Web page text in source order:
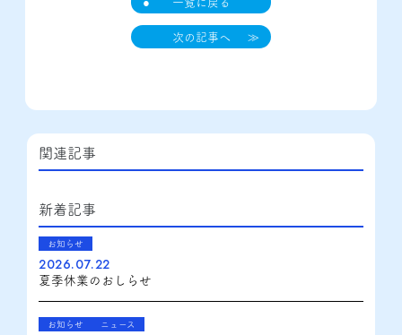
一覧に戻る
次の記事へ
関連記事
新着記事
お知らせ
2026.07.22
夏季休業のおしらせ
お知らせ ニュース